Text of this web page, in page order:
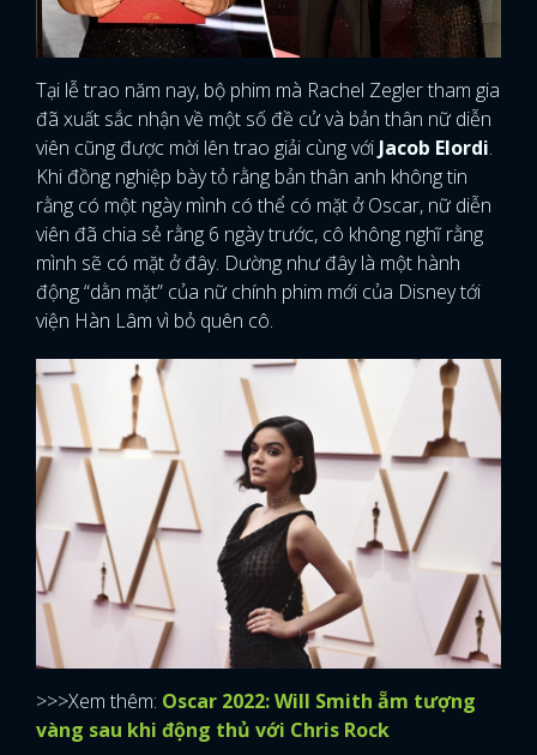
Tại lễ trao năm nay, bộ phim mà Rachel Zegler tham gia
đã xuất sắc nhận về một số đề cử và bản thân nữ diễn
viên cũng được mời lên trao giải cùng với Jacob Elordi.
Khi đồng nghiệp bày tỏ rằng bản thân anh không tin
rằng có một ngày mình có thể có mặt ở Oscar, nữ diễn
viên đã chia sẻ rằng 6 ngày trước, cô không nghĩ rằng
mình sẽ có mặt ở đây. Dường như đây là một hành
động “dằn mặt” của nữ chính phim mới của Disney tới
viện Hàn Lâm vì bỏ quên cô.
>>>Xem thêm: Oscar 2022: Will Smith ẵm tượng
vàng sau khi động thủ với Chris Rock